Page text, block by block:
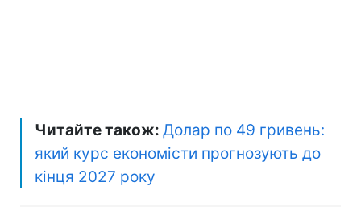
Читайте також: Долар по 49 гривень:
який курс економісти прогнозують до
кінця 2027 року